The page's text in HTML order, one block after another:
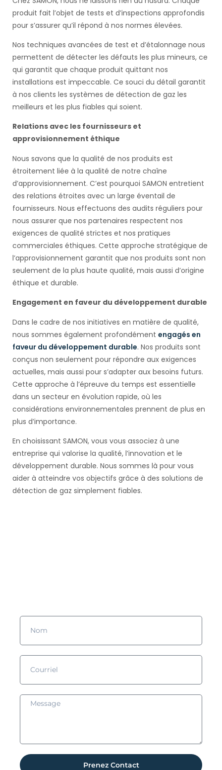
produit fait l’objet de tests et d’inspections approfondis
pour s’assurer qu’il répond à nos normes élevées.
Nos techniques avancées de test et d’étalonnage nous
permettent de détecter les défauts les plus mineurs, ce
qui garantit que chaque produit quittant nos
installations est impeccable. Ce souci du détail garantit
à nos clients les systèmes de détection de gaz les
meilleurs et les plus fiables qui soient.
Relations avec les fournisseurs et
approvisionnement éthique
Nous savons que la qualité de nos produits est
étroitement liée à la qualité de notre chaîne
d’approvisionnement. C’est pourquoi SAMON entretient
des relations étroites avec un large éventail de
fournisseurs. Nous effectuons des audits réguliers pour
nous assurer que nos partenaires respectent nos
exigences de qualité strictes et nos pratiques
commerciales éthiques. Cette approche stratégique de
l’approvisionnement garantit que nos produits sont non
seulement de la plus haute qualité, mais aussi d’origine
éthique et durable.
Engagement en faveur du développement durable
Dans le cadre de nos initiatives en matière de qualité,
nous sommes également profondément engagés en
faveur du développement durable. Nos produits sont
conçus non seulement pour répondre aux exigences
actuelles, mais aussi pour s’adapter aux besoins futurs.
Cette approche à l’épreuve du temps est essentielle
dans un secteur en évolution rapide, où les
considérations environnementales prennent de plus en
plus d’importance.
En choisissant SAMON, vous vous associez à une
entreprise qui valorise la qualité, l’innovation et le
développement durable. Nous sommes là pour vous
aider à atteindre vos objectifs grâce à des solutions de
détection de gaz simplement fiables.
Prenez Contact